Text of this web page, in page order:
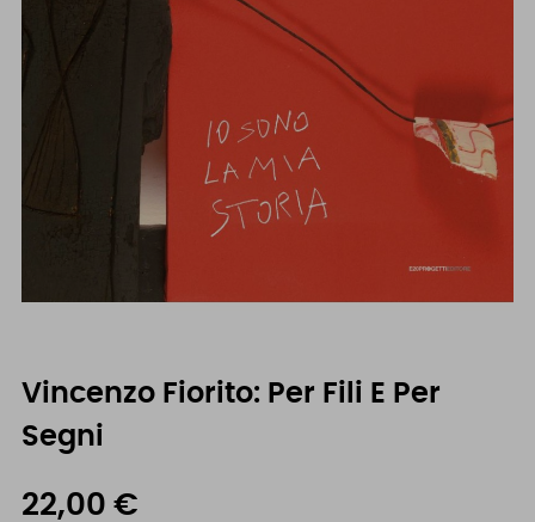
Vincenzo Fiorito: Per Fili E Per
Segni
22,00 €